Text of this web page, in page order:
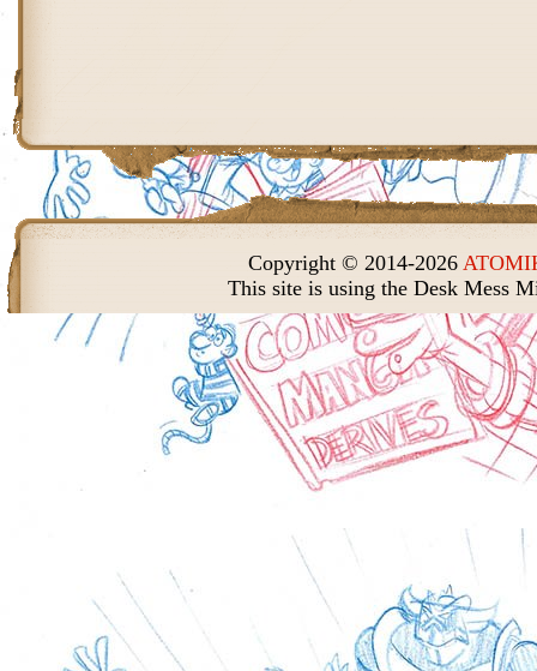
Copyright © 2014-2026
This site is using the Desk Mess